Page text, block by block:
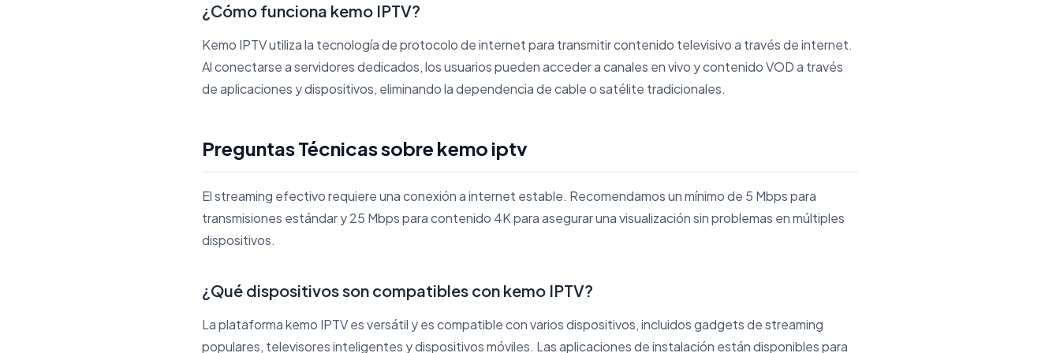
¿Cómo funciona kemo IPTV?
Kemo IPTV utiliza la tecnología de protocolo de internet para transmitir contenido televisivo a través de internet.
Al conectarse a servidores dedicados, los usuarios pueden acceder a canales en vivo y contenido VOD a través
de aplicaciones y dispositivos, eliminando la dependencia de cable o satélite tradicionales.
Preguntas Técnicas sobre kemo iptv
El streaming efectivo requiere una conexión a internet estable. Recomendamos un mínimo de 5 Mbps para
transmisiones estándar y 25 Mbps para contenido 4K para asegurar una visualización sin problemas en múltiples
dispositivos.
¿Qué dispositivos son compatibles con kemo IPTV?
La plataforma kemo IPTV es versátil y es compatible con varios dispositivos, incluidos gadgets de streaming
populares, televisores inteligentes y dispositivos móviles. Las aplicaciones de instalación están disponibles para